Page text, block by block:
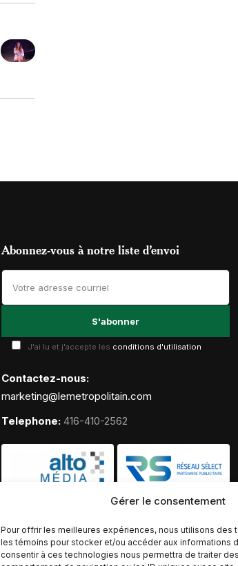
Gérer le consentement
Pour offrir les meilleures expériences, nous utilisons des
les témoins pour stocker et/ou accéder aux informations
consentir à ces technologies nous permettra de traiter
Abonnez-vous à notre liste d’envoi
J'ai lu et j'accepte les conditions d'utilisation
Contactez-nous:
marketing@lemetropolitain.com
Telephone: 416-410-2562